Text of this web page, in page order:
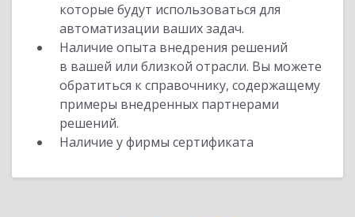
которые будут использоваться для
автоматизации ваших задач.
Наличие опыта внедрения решений
в вашей или близкой отрасли. Вы можете
обратиться к справочнику, содержащему
примеры внедренных партнерами
решений.
Наличие у фирмы сертификата